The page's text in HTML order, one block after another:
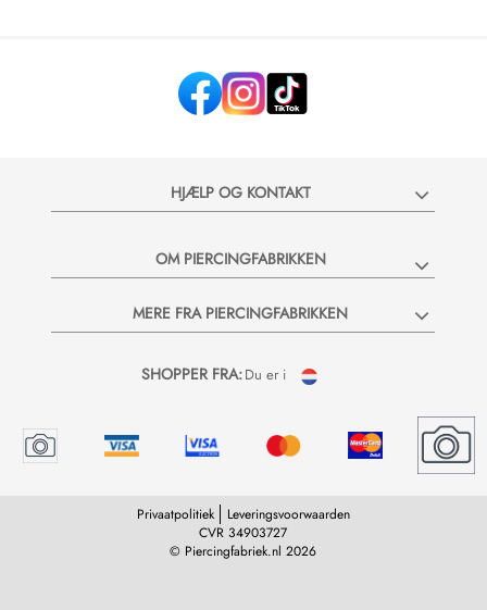
HJÆLP OG KONTAKT
OM PIERCINGFABRIKKEN
MERE FRA PIERCINGFABRIKKEN
SHOPPER FRA:Du er i
© Piercingfabriek.nl 2026
CVR 34903727
Privaatpolitiek Leveringsvoorwaarden